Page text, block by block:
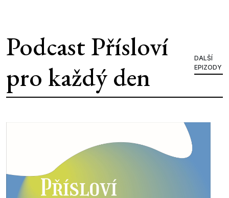
Podcast Přísloví
pro každý den
DALŠÍ
EPIZODY